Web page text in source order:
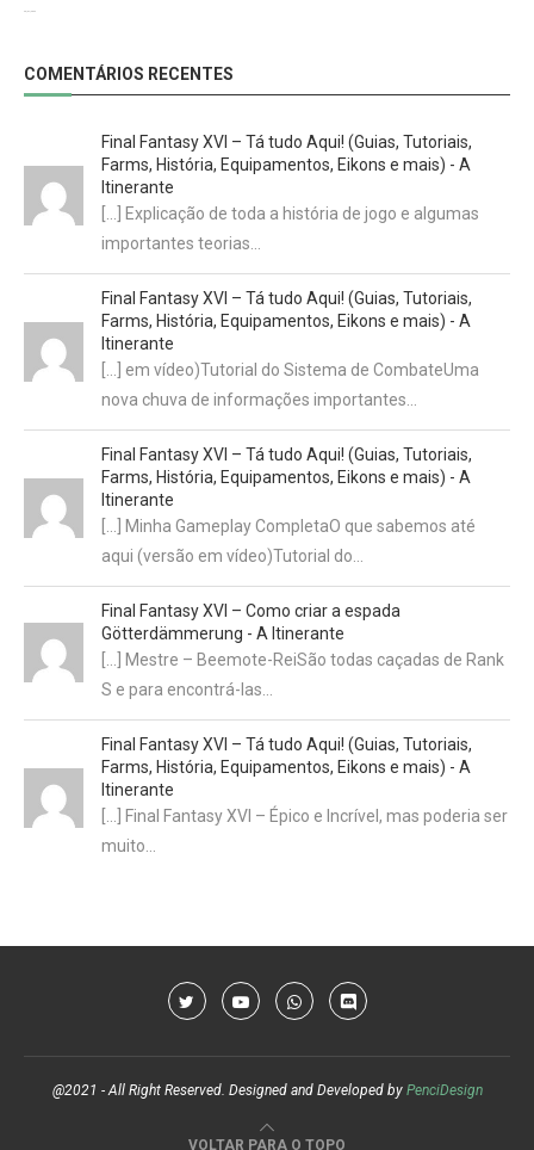
COMENTÁRIOS RECENTES
Final Fantasy XVI – Tá tudo Aqui! (Guias, Tutoriais,
Farms, História, Equipamentos, Eikons e mais) - A
Itinerante
[…] Explicação de toda a história de jogo e algumas
importantes teorias…
Final Fantasy XVI – Tá tudo Aqui! (Guias, Tutoriais,
Farms, História, Equipamentos, Eikons e mais) - A
Itinerante
[…] em vídeo)Tutorial do Sistema de CombateUma
nova chuva de informações importantes…
Final Fantasy XVI – Tá tudo Aqui! (Guias, Tutoriais,
Farms, História, Equipamentos, Eikons e mais) - A
Itinerante
[…] Minha Gameplay CompletaO que sabemos até
aqui (versão em vídeo)Tutorial do…
Final Fantasy XVI – Como criar a espada
Götterdämmerung - A Itinerante
[…] Mestre – Beemote-ReiSão todas caçadas de Rank
S e para encontrá-las…
Final Fantasy XVI – Tá tudo Aqui! (Guias, Tutoriais,
Farms, História, Equipamentos, Eikons e mais) - A
Itinerante
[…] Final Fantasy XVI – Épico e Incrível, mas poderia ser
muito…
@2021 - All Right Reserved. Designed and Developed by PenciDesign
VOLTAR PARA O TOPO